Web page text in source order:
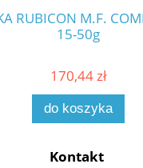
RUBICON M.F.
15-50g
170,44 zł
do koszyka
Kontakt